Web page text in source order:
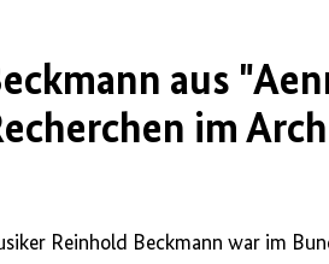
aus
im
Reinhold Beckmann war im